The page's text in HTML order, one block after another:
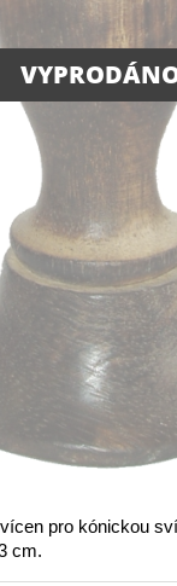
pro kónickou
cm.